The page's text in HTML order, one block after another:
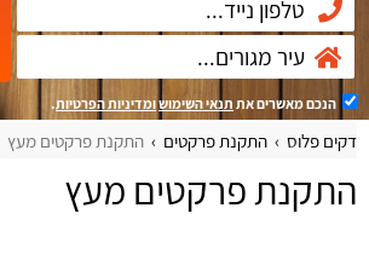
הנכם מאשרים את תנאי השימושומדיניות הפרטיות.
דקים פלוס התקנת פרקטים התקנת פרקטים מעץ
התקנת פרקטים מעץ